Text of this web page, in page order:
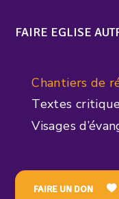
FAIRE EGLISE
Chantiers de
Textes
Visages
FAIRE UN DON